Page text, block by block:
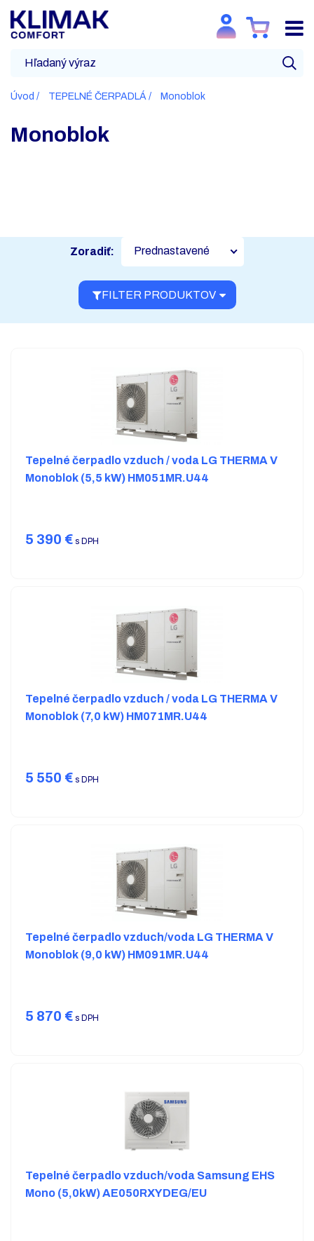
Úvod TEPELNÉ ČERPADLÁ Monoblok
Monoblok
FILTER PRODUKTOV
Zoradiť: Prednastavené
Tepelné čerpadlo vzduch / voda LG THERMA V
Monoblok (5,5 kW) HM051MR.U44
5 390 € s DPH
Tepelné čerpadlo vzduch / voda LG THERMA V
Monoblok (7,0 kW) HM071MR.U44
5 550 € s DPH
Tepelné čerpadlo vzduch/voda LG THERMA V
Monoblok (9,0 kW) HM091MR.U44
5 870 € s DPH
Tepelné čerpadlo vzduch/voda Samsung EHS
Mono (5,0kW) AE050RXYDEG/EU